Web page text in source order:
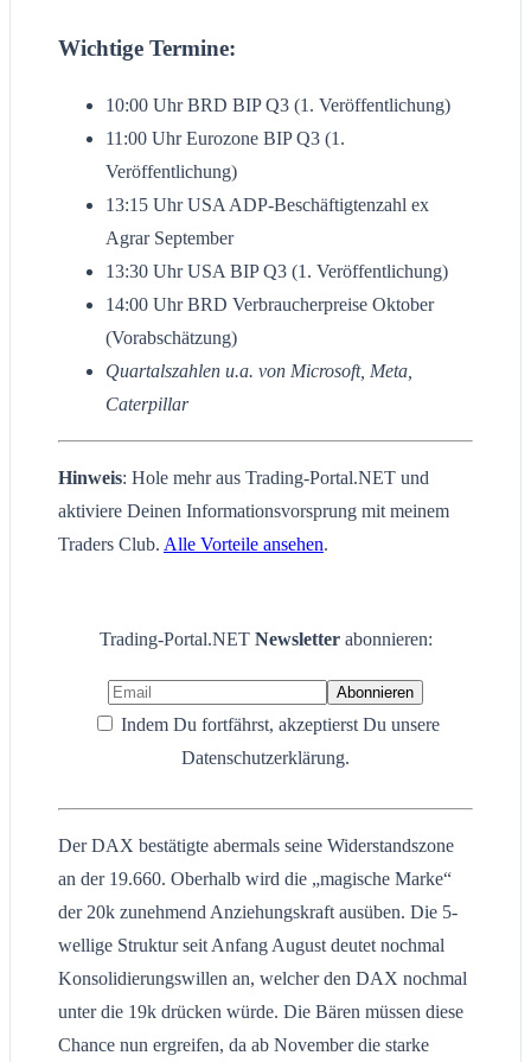
Wichtige Termine:
10:00 Uhr BRD BIP Q3 (1. Veröffentlichung)
11:00 Uhr Eurozone BIP Q3 (1.
Veröffentlichung)
13:15 Uhr USA ADP-Beschäftigtenzahl ex
Agrar September
13:30 Uhr USA BIP Q3 (1. Veröffentlichung)
14:00 Uhr BRD Verbraucherpreise Oktober
(Vorabschätzung)
Quartalszahlen u.a. von Microsoft, Meta,
Caterpillar
Hinweis: Hole mehr aus Trading-Portal.NET und
aktiviere Deinen Informationsvorsprung mit meinem
Traders Club. Alle Vorteile ansehen.
Trading-Portal.NET Newsletter abonnieren:
Indem Du fortfährst, akzeptierst Du unsere
Datenschutzerklärung.
Der DAX bestätigte abermals seine Widerstandszone
an der 19.660. Oberhalb wird die „magische Marke“
der 20k zunehmend Anziehungskraft ausüben. Die 5-
wellige Struktur seit Anfang August deutet nochmal
Konsolidierungswillen an, welcher den DAX nochmal
unter die 19k drücken würde. Die Bären müssen diese
Chance nun ergreifen, da ab November die starke